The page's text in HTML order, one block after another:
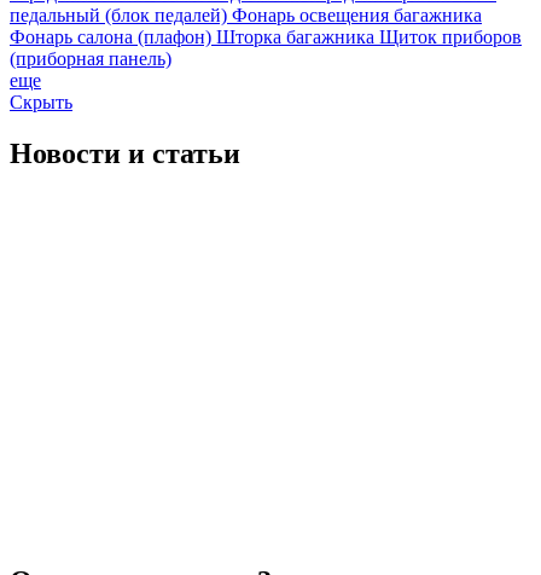
педальный (блок педалей) Фонарь освещения багажника
Фонарь салона (плафон) Шторка багажника Щиток приборов
(приборная панель)
еще
Скрыть
Новости и статьи